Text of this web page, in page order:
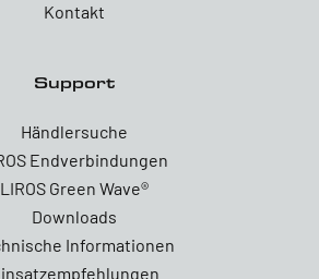
Kontakt
Support
Händlersuche
Endverbindungen
LIROS Green Wave®
Downloads
Informationen